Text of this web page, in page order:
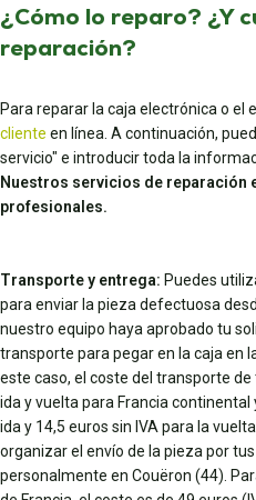
¿Cómo lo reparo? ¿Y
reparación?
Para reparar la caja electrónica o el
cliente en línea. A continuación,
servicio" e introducir toda la
Nuestros servicios de reparación
profesionales.
Transporte y entrega: Puedes
para enviar la pieza defectuosa
nuestro equipo haya aprobado tu
transporte para pegar en la caja en
este caso, el coste del transporte
ida y vuelta para Francia continental
ida y 14,5 euros sin IVA para la
organizar el envío de la pieza por
personalmente en Couëron (44).